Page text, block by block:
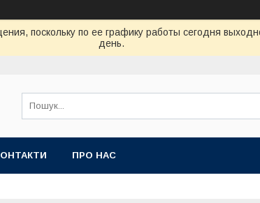
поскольку по ее графику работы сегодня
день.
ПРО НАС